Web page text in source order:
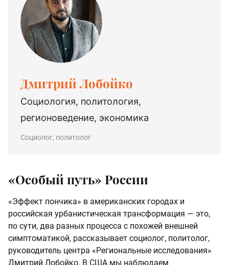
Дмитрий Лобойко
Социология, политология,
регионоведение, экономика
Социолог, политолог
«Особый путь» России
«Эффект пончика» в американских городах и
российская урбанистическая трансформация — это,
по сути, два разных процесса с похожей внешней
симптоматикой, рассказывает социолог, политолог,
руководитель центра «Региональные исследования»
Дмитрий Лобойко. В США мы наблюдаем